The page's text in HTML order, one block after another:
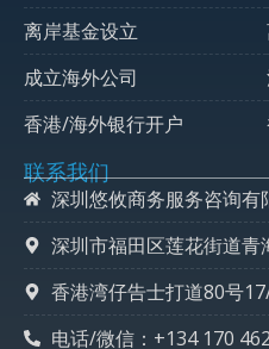
离岸基金设立
成立海外公司
香港/海外银行开户
联系我们
深圳悠攸商务服务咨询有
深圳市福田区莲花街道青
香港湾仔告士打道80号
电话/微信：+134 170